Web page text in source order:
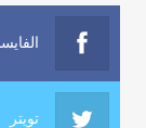
تويتر